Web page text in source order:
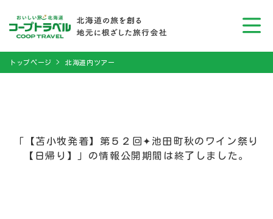
トップページ 北海道内ツアー
「【苫小牧発着】第５２回✦池田町秋のワイン祭り
【日帰り】」の情報公開期間は終了しました。